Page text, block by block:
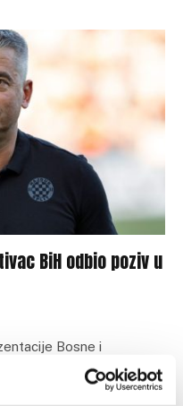
BiH odbio poziv u
Bosne i
svojom desnom rukom
štab u…